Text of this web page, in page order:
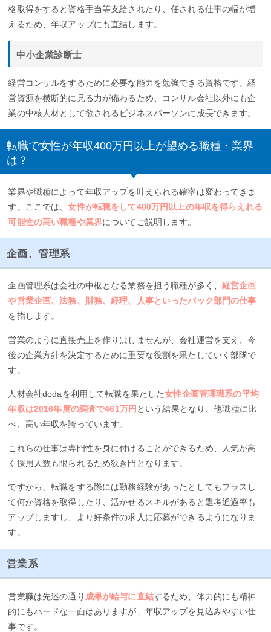
格取得をすると資格手当等支給されたり、任される仕事の幅が増
えるため、年収アップにも直結します。
中小企業診断士
経営コンサルをするために必要な能力を勉強できる資格です。経
営資源を横断的に見る力が備わるため、コンサル会社以外にも企
業の中核人材として欲されるビジネスパーソンに成長できます。
転職で女性が年収400万円以上が望める職種・業界
は？
業界や職種によって年収アップを叶えられる確率は変わってきま
す。ここでは、女性が転職をして400万円以上の年収を得らえれる
可能性の高い職種や業界についてご説明します。
企画、管理系
企画管理系は会社の中枢となる業務を担う職種が多く、経営企画
や営業企画、法務、財務、経理、人事といったバック部門の仕事
を指します。
営業のように直接売上を作りはしませんが、会社運営を支え、今
後の企業方針を決定するために重要な役割を果たしていく部隊で
す。
人材会社dodaを利用して転職を果たした女性企画管理職系の平均
年収は2016年度の調査で461万円 という結果となり、他職種に比
べ、高い年収を誇っています。
これらの仕事は専門性を身に付けることができるため、人気が高
く採用人数も限られるため狭き門となります。
ですから、転職をする際には勤務経験があったとしてもプラスし
て何か資格を取得したり、活かせるスキルがあると選考通過率も
アップしますし、より好条件の求人に応募ができるようになりま
す。
営業系
営業職は先述の通り 成果が給与に直結するため、体力的にも精神
的にもハードな一面はありますが、年収アップを見込みやすい仕
事です。